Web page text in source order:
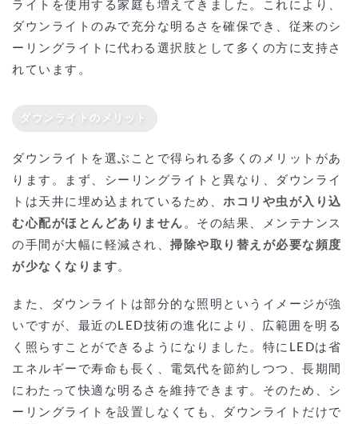
ライトを使用する家庭も増えてきました。これにより、
ダウンライトのみで充分な明るさを確保でき、従来のシ
ーリングライトに代わる選択肢として多くの方に支持さ
れています。
ダウンライトのメリット
ダウンライトを選ぶことで得られる多くのメリットがあ
ります。まず、シーリングライトと異なり、ダウンライ
トは天井に埋め込まれているため、 ホコリや虫が入り込
む心配がほとんどありません 。その結果、メンテナンス
の手間が大幅に軽減され、 掃除や取り替えが必要な頻度
が少なくなります 。
また、ダウンライトは部分的な照明というイメージが強
いですが、最近のLED技術の進化により、広範囲を明る
く照らすことができるようになりました。特にLEDは省
エネルギーで寿命も長く、電気代を節約しつつ、長期間
にわたって快適な明るさを維持できます。そのため、シ
ーリングライトを設置しなくても、ダウンライトだけで